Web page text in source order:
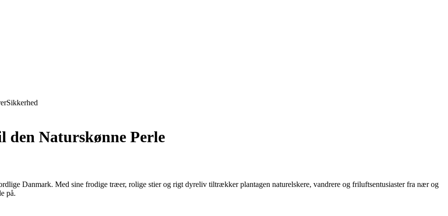
Sikkerhed
den Naturskønne Perle
Danmark. Med sine frodige træer, rolige stier og rigt dyreliv tiltrækker plantagen naturelskere, vandrere og friluftsentusiaster fra nær og
på.